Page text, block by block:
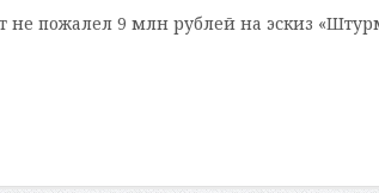
не пожалел 9 млн рублей на эскиз